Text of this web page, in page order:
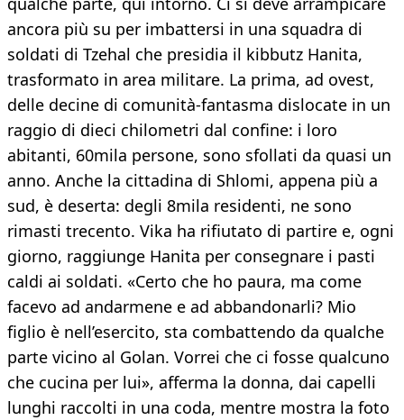
ancora più su per imbattersi in una squadra di
soldati di Tzehal che presidia il kibbutz Hanita,
trasformato in area militare. La prima, ad ovest,
delle decine di comunità-fantasma dislocate in un
raggio di dieci chilometri dal confine: i loro
abitanti, 60mila persone, sono sfollati da quasi un
anno. Anche la cittadina di Shlomi, appena più a
sud, è deserta: degli 8mila residenti, ne sono
rimasti trecento. Vika ha rifiutato di partire e, ogni
giorno, raggiunge Hanita per consegnare i pasti
caldi ai soldati. «Certo che ho paura, ma come
facevo ad andarmene e ad abbandonarli? Mio
figlio è nell’esercito, sta combattendo da qualche
parte vicino al Golan. Vorrei che ci fosse qualcuno
che cucina per lui», afferma la donna, dai capelli
lunghi raccolti in una coda, mentre mostra la foto